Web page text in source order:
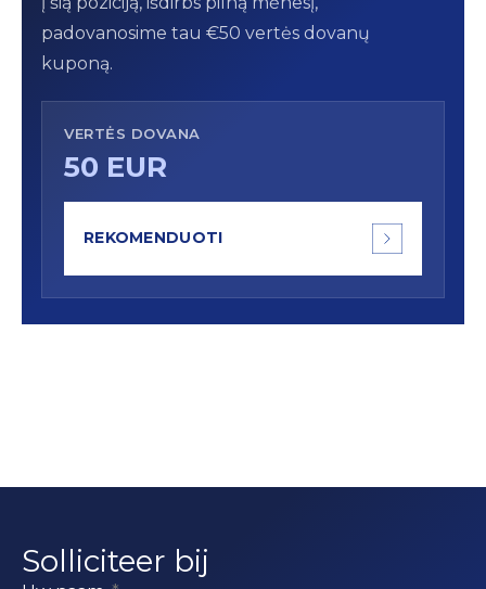
padovanosime tau €50 vertės dovanų
kuponą.
VERTĖS DOVANA
50 EUR
REKOMENDUOTI
Solliciteer bij